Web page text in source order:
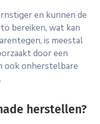
en kunnen de
bereiken, wat kan
is meestal
door een
ook onherstelbare
herstellen?